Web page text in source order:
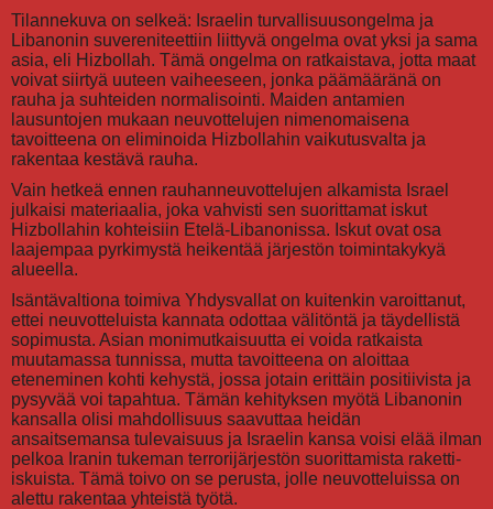
Tilannekuva on selkeä: Israelin turvallisuusongelma ja
Libanonin suvereniteettiin liittyvä ongelma ovat yksi ja sama
asia, eli Hizbollah. Tämä ongelma on ratkaistava, jotta maat
voivat siirtyä uuteen vaiheeseen, jonka päämääränä on
rauha ja suhteiden normalisointi. Maiden antamien
lausuntojen mukaan neuvottelujen nimenomaisena
tavoitteena on eliminoida Hizbollahin vaikutusvalta ja
rakentaa kestävä rauha.
Vain hetkeä ennen rauhanneuvottelujen alkamista Israel
julkaisi materiaalia, joka vahvisti sen suorittamat iskut
Hizbollahin kohteisiin Etelä-Libanonissa. Iskut ovat osa
laajempaa pyrkimystä heikentää järjestön toimintakykyä
alueella.
Isäntävaltiona toimiva Yhdysvallat on kuitenkin varoittanut,
ettei neuvotteluista kannata odottaa välitöntä ja täydellistä
sopimusta. Asian monimutkaisuutta ei voida ratkaista
muutamassa tunnissa, mutta tavoitteena on aloittaa
eteneminen kohti kehystä, jossa jotain erittäin positiivista ja
pysyvää voi tapahtua. Tämän kehityksen myötä Libanonin
kansalla olisi mahdollisuus saavuttaa heidän
ansaitsemansa tulevaisuus ja Israelin kansa voisi elää ilman
pelkoa Iranin tukeman terrorijärjestön suorittamista raketti-
iskuista. Tämä toivo on se perusta, jolle neuvotteluissa on
alettu rakentaa yhteistä työtä.